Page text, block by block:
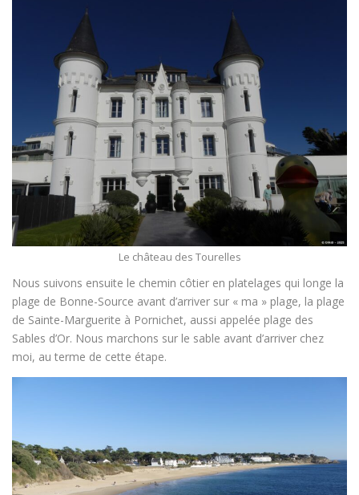
Le château des Tourelles
Nous suivons ensuite le chemin côtier en platelages qui longe la
plage de Bonne-Source avant d’arriver sur « ma » plage, la plage
de Sainte-Marguerite à Pornichet, aussi appelée plage des
Sables d’Or. Nous marchons sur le sable avant d’arriver chez
moi, au terme de cette étape.